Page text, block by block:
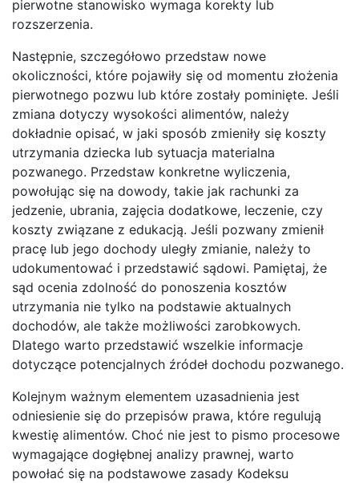
pierwotne stanowisko wymaga korekty lub
rozszerzenia.
Następnie, szczegółowo przedstaw nowe
okoliczności, które pojawiły się od momentu złożenia
pierwotnego pozwu lub które zostały pominięte. Jeśli
zmiana dotyczy wysokości alimentów, należy
dokładnie opisać, w jaki sposób zmieniły się koszty
utrzymania dziecka lub sytuacja materialna
pozwanego. Przedstaw konkretne wyliczenia,
powołując się na dowody, takie jak rachunki za
jedzenie, ubrania, zajęcia dodatkowe, leczenie, czy
koszty związane z edukacją. Jeśli pozwany zmienił
pracę lub jego dochody uległy zmianie, należy to
udokumentować i przedstawić sądowi. Pamiętaj, że
sąd ocenia zdolność do ponoszenia kosztów
utrzymania nie tylko na podstawie aktualnych
dochodów, ale także możliwości zarobkowych.
Dlatego warto przedstawić wszelkie informacje
dotyczące potencjalnych źródeł dochodu pozwanego.
Kolejnym ważnym elementem uzasadnienia jest
odniesienie się do przepisów prawa, które regulują
kwestię alimentów. Choć nie jest to pismo procesowe
wymagające dogłębnej analizy prawnej, warto
powołać się na podstawowe zasady Kodeksu